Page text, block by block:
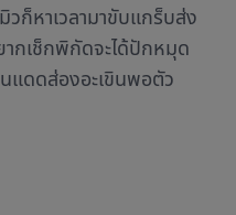
วก็หาเวลามาขับแกร็บส่ง
กเช็กพิกัดจะได้ปักหมุด
นแดดส่องอะเขินพอตัว